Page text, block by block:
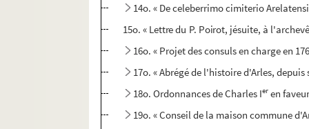
14o. « De celeberrimo cimiterio
15o. « Lettre du P. Poirot, jésuite, à
16o. « Projet des consuls en charge en
17o. « Abrégé de l'histoire d'Arles,
18o. Ordonnances de Charles Ier en
19o. « Conseil de la maison commune